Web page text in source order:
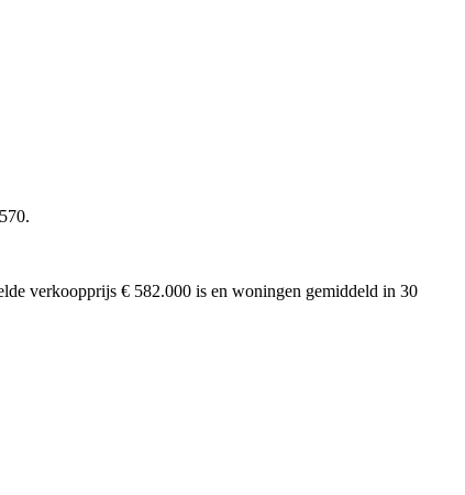
verkoopprijs € 582.000 is en woningen gemiddeld in 30